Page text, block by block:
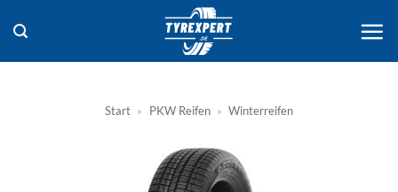
Inhalt
springen
Start » PKW Reifen » Winterreifen